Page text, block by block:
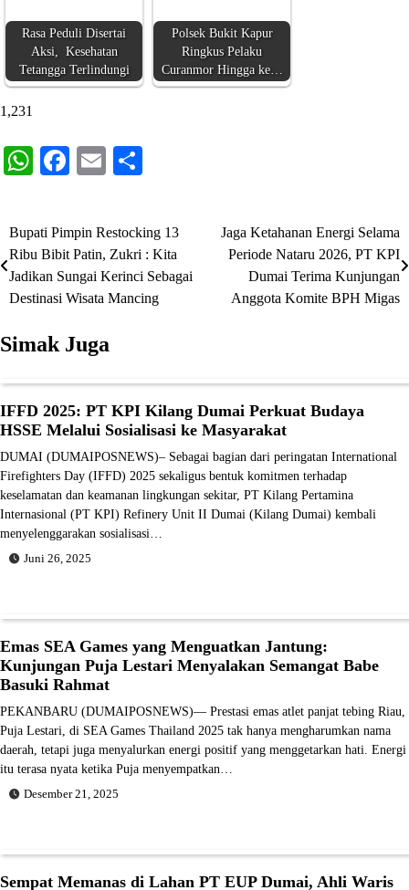
Rasa Peduli Disertai
Aksi, Kesehatan
Tetangga Terlindungi
Polsek Bukit Kapur
Ringkus Pelaku
Curanmor Hingga ke…
1,231
WhatsApp
Facebook
Email
Navigasi
pos
Bupati Pimpin Restocking 13
Ribu Bibit Patin, Zukri : Kita
Jadikan Sungai Kerinci Sebagai
Destinasi Wisata Mancing
Jaga Ketahanan Energi Selama
Periode Nataru 2026, PT KPI
Dumai Terima Kunjungan
Anggota Komite BPH Migas
Simak Juga
IFFD 2025: PT KPI Kilang Dumai Perkuat Budaya
HSSE Melalui Sosialisasi ke Masyarakat
DUMAI (DUMAIPOSNEWS)– Sebagai bagian dari peringatan International
Firefighters Day (IFFD) 2025 sekaligus bentuk komitmen terhadap
keselamatan dan keamanan lingkungan sekitar, PT Kilang Pertamina
Internasional (PT KPI) Refinery Unit II Dumai (Kilang Dumai) kembali
menyelenggarakan sosialisasi…
Juni 26, 2025
Emas SEA Games yang Menguatkan Jantung:
Kunjungan Puja Lestari Menyalakan Semangat Babe
Basuki Rahmat
PEKANBARU (DUMAIPOSNEWS)— Prestasi emas atlet panjat tebing Riau,
Puja Lestari, di SEA Games Thailand 2025 tak hanya mengharumkan nama
daerah, tetapi juga menyalurkan energi positif yang menggetarkan hati. Energi
itu terasa nyata ketika Puja menyempatkan…
Desember 21, 2025
Sempat Memanas di Lahan PT EUP Dumai, Ahli Waris